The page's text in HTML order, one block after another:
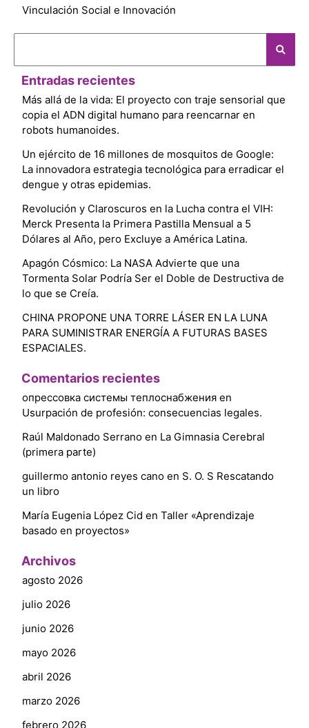
Vinculación Social e Innovación
Entradas recientes
Más allá de la vida: El proyecto con traje sensorial que
copia el ADN digital humano para reencarnar en
robots humanoides.
Un ejército de 16 millones de mosquitos de Google:
La innovadora estrategia tecnológica para erradicar el
dengue y otras epidemias.
Revolución y Claroscuros en la Lucha contra el VIH:
Merck Presenta la Primera Pastilla Mensual a 5
Dólares al Año, pero Excluye a América Latina.
Apagón Cósmico: La NASA Advierte que una
Tormenta Solar Podría Ser el Doble de Destructiva de
lo que se Creía.
CHINA PROPONE UNA TORRE LÁSER EN LA LUNA
PARA SUMINISTRAR ENERGÍA A FUTURAS BASES
ESPACIALES.
Comentarios recientes
опрессовка системы теплоснабжения en
Usurpación de profesión: consecuencias legales.
Raúl Maldonado Serrano en La Gimnasia Cerebral
(primera parte)
guillermo antonio reyes cano en S. O. S Rescatando
un libro
María Eugenia López Cid en Taller «Aprendizaje
basado en proyectos»
Archivos
agosto 2026
julio 2026
junio 2026
mayo 2026
abril 2026
marzo 2026
febrero 2026